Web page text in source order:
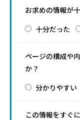
お求めの情報が
十分だった
ページの構成や
か？
分かりやすい
この情報をすぐ